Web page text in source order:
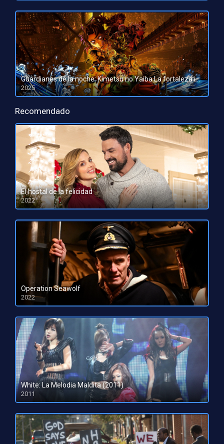
Guardianes de la noche: Kimetsu no Yaiba La fortaleza infinita
2025
HD 1080pHD 720p
Recomendado
El hostal de la felicidad
2022
HD 1080pHD 720p
Operation Seawolf
2022
HD 1080pHD 720p
White: La Melodia Maldita (2011)
2011
HD 720p